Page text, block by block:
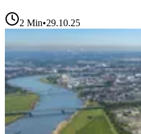
2 Min•29.10.25